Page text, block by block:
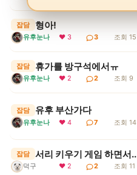
잡담 형아!
유후눈나 ❤ 3 3 조회 15
잡담 휴가를 방구석에서ㅠ
유후눈나 ❤ 2 2 조회 9
잡담 유후 부산가다
유후눈나 ❤ 4 7 조회 14
잡담 서리 키우기 게임 하면서..
덕구 ❤ 2 2 조회 11